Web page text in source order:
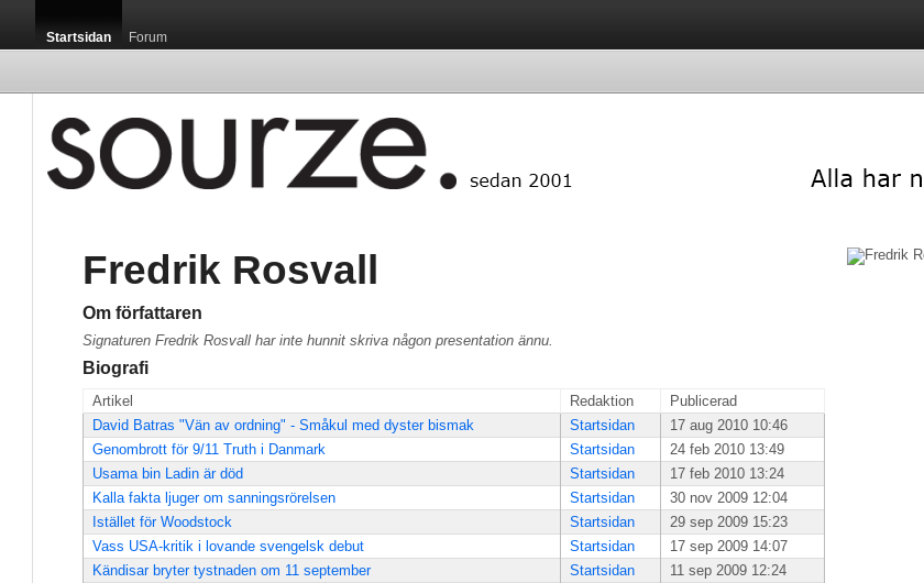
Startsidan Forum
Fredrik Rosvall
Om författaren
Signaturen Fredrik Rosvall har inte hunnit skriva någon presentation ännu.
Biografi
Artikel Redaktion
Publicerad
David Batras "Vän av ordning" - Småkul med dyster bismak
Startsidan
17 aug 2010 10:46
Genombrott för 9/11 Truth i Danmark
Startsidan
24 feb 2010 13:49
Usama bin Ladin är död
Startsidan
17 feb 2010 13:24
Kalla fakta ljuger om sanningsrörelsen
Startsidan
30 nov 2009 12:04
Istället för Woodstock
Startsidan
29 sep 2009 15:23
Vass USA-kritik i lovande svengelsk debut
Startsidan
17 sep 2009 14:07
Kändisar bryter tystnaden om 11 september
Startsidan
11 sep 2009 12:24